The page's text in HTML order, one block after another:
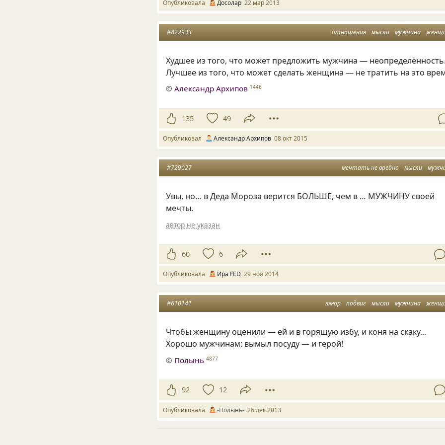
Опубликовала Досолар 22 мар 2013
отношения мысли мужчина
#822933
Худшее из того, что может предложить мужчина — неопределённость.
Лучшее из того, что может сделать женщина — не тратить на это
©Александр Архипов 1446
135 49
Опубликовал Александр Архипов 08 окт 2015
мечтать не вредно мысли
#729027
Увы, но… в Деда Мороза верится БОЛЬШЕ, чем в … МУЖЧИНУ своей
мечты.
автор не указан
60 6
Опубликовала Ира FED 29 ноя 2014
юмор подвиг мысли мужчина
#610141
Чтобы женщину оценили — ей и в горящую избу, и коня на скаку…
Хорошо мужчинам: вымыл посуду — и герой!
© Полынь 4877
92 12
Опубликовала -Полынь- 26 дек 2013